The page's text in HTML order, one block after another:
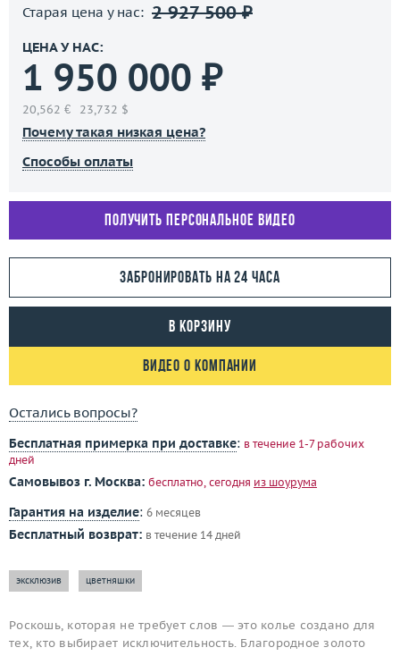
Старая цена у нас: 2 927 500 ₽
ЦЕНА У НАС:
1 950 000 ₽
20,562 € 23,732 $
Почему такая низкая цена?
Способы оплаты
Получить персональное видео
Забронировать на 24 часа
В корзину
Видео о компании
Остались вопросы?
Бесплатная примерка при доставке: в течение 1-7 рабочих
дней
Самовывоз г. Москва: бесплатно, сегодня из шоурума
Гарантия на изделие: 6 месяцев
Бесплатный возврат: в течение 14 дней
эксклюзив цветняшки
Роскошь, которая не требует слов — это колье создано для
тех, кто выбирает исключительность. Благородное золото